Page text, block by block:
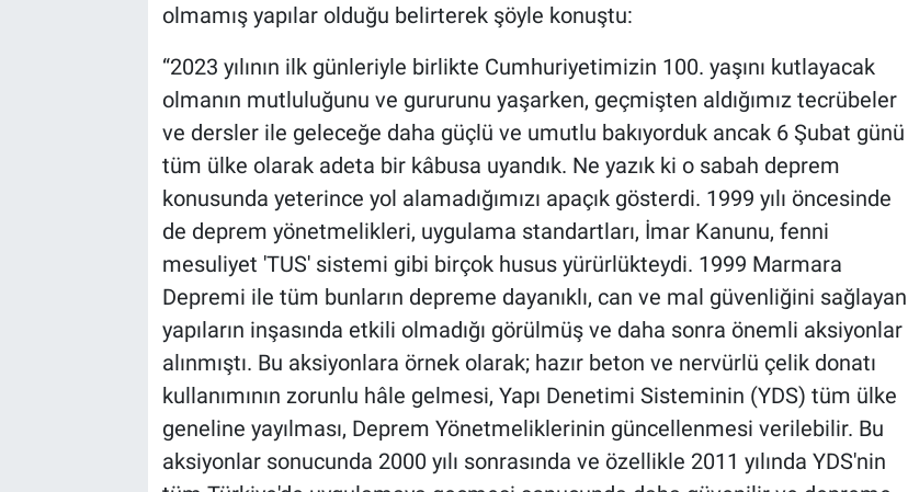
olmamış yapılar olduğu belirterek şöyle konuştu:
“2023 yılının ilk günleriyle birlikte Cumhuriyetimizin 100. yaşını kutlayacak
olmanın mutluluğunu ve gururunu yaşarken, geçmişten aldığımız tecrübeler
ve dersler ile geleceğe daha güçlü ve umutlu bakıyorduk ancak 6 Şubat günü
tüm ülke olarak adeta bir kâbusa uyandık. Ne yazık ki o sabah deprem
konusunda yeterince yol alamadığımızı apaçık gösterdi. 1999 yılı öncesinde
de deprem yönetmelikleri, uygulama standartları, İmar Kanunu, fenni
mesuliyet 'TUS' sistemi gibi birçok husus yürürlükteydi. 1999 Marmara
Depremi ile tüm bunların depreme dayanıklı, can ve mal güvenliğini sağlayan
yapıların inşasında etkili olmadığı görülmüş ve daha sonra önemli aksiyonlar
alınmıştı. Bu aksiyonlara örnek olarak; hazır beton ve nervürlü çelik donatı
kullanımının zorunlu hâle gelmesi, Yapı Denetimi Sisteminin (YDS) tüm ülke
geneline yayılması, Deprem Yönetmeliklerinin güncellenmesi verilebilir. Bu
aksiyonlar sonucunda 2000 yılı sonrasında ve özellikle 2011 yılında YDS'nin